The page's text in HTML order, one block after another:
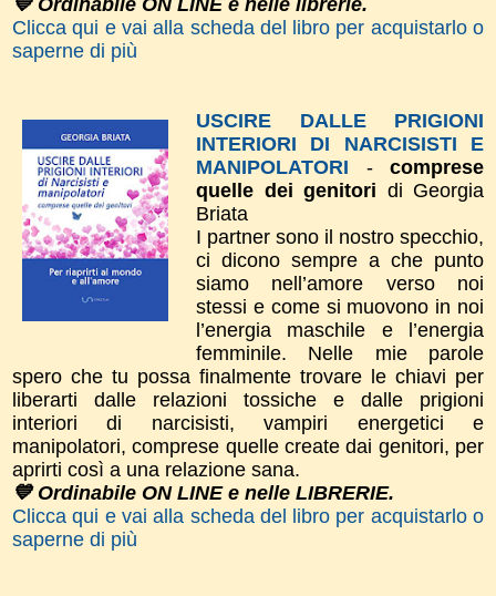
Clicca qui e vai alla scheda del libro per acquistarlo o
saperne di più
USCIRE DALLE PRIGIONI
INTERIORI DI NARCISISTI E
MANIPOLATORI
- comprese
quelle dei genitori di Georgia
Briata
I partner sono il nostro specchio,
ci dicono sempre a che punto
siamo nell’amore verso noi
stessi e come si muovono in noi
l’energia maschile e l’energia
femminile. Nelle mie parole
spero che tu possa finalmente trovare le chiavi per
liberarti dalle relazioni tossiche e dalle prigioni
interiori di narcisisti, vampiri energetici e
manipolatori, comprese quelle create dai genitori, per
aprirti così a una relazione sana.
💙 Ordinabile ON LINE e nelle LIBRERIE.
Clicca qui e vai alla scheda del libro per acquistarlo o
saperne di più